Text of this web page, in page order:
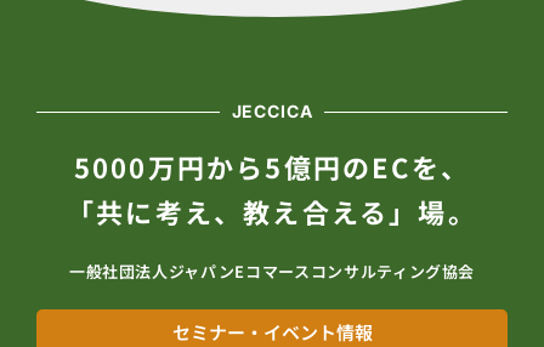
JECCICA
5000万円から5億円のECを、
「共に考え、教え合える」場。
一般社団法人ジャパンEコマースコンサルティング協会
セミナー・イベント情報